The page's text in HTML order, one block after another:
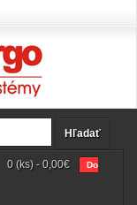
Hľadať
0 (ks) - 0,00€ Do